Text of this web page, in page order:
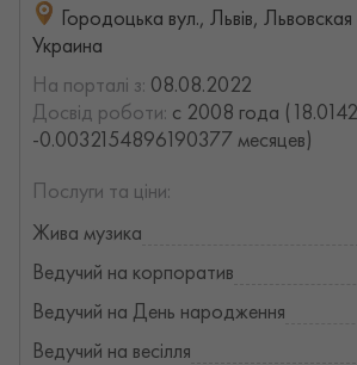
Городоцька вул., Львів,
Украина
На порталі з: 08.08.2022
Досвід роботи: с 2008 года
-0.0032154896190377 месяцев)
Послуги та ціни:
Жива музика
Ведучий на корпоратив
Ведучий на День народження
Ведучий на весілля